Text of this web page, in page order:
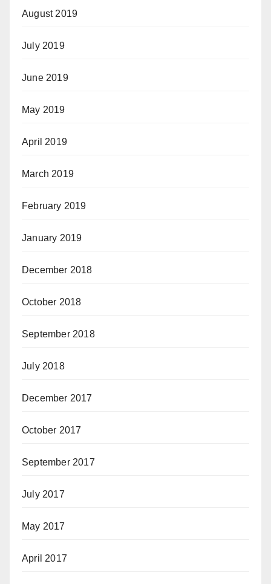
August 2019
July 2019
June 2019
May 2019
April 2019
March 2019
February 2019
January 2019
December 2018
October 2018
September 2018
July 2018
December 2017
October 2017
September 2017
July 2017
May 2017
April 2017